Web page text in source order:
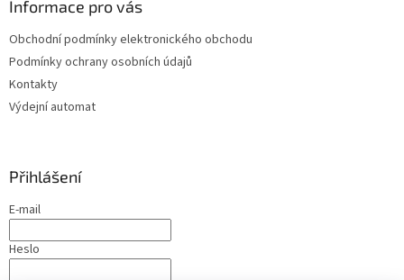
Informace pro vás
Obchodní podmínky elektronického obchodu
Podmínky ochrany osobních údajů
Kontakty
Výdejní automat
Přihlášení
E-mail
Heslo